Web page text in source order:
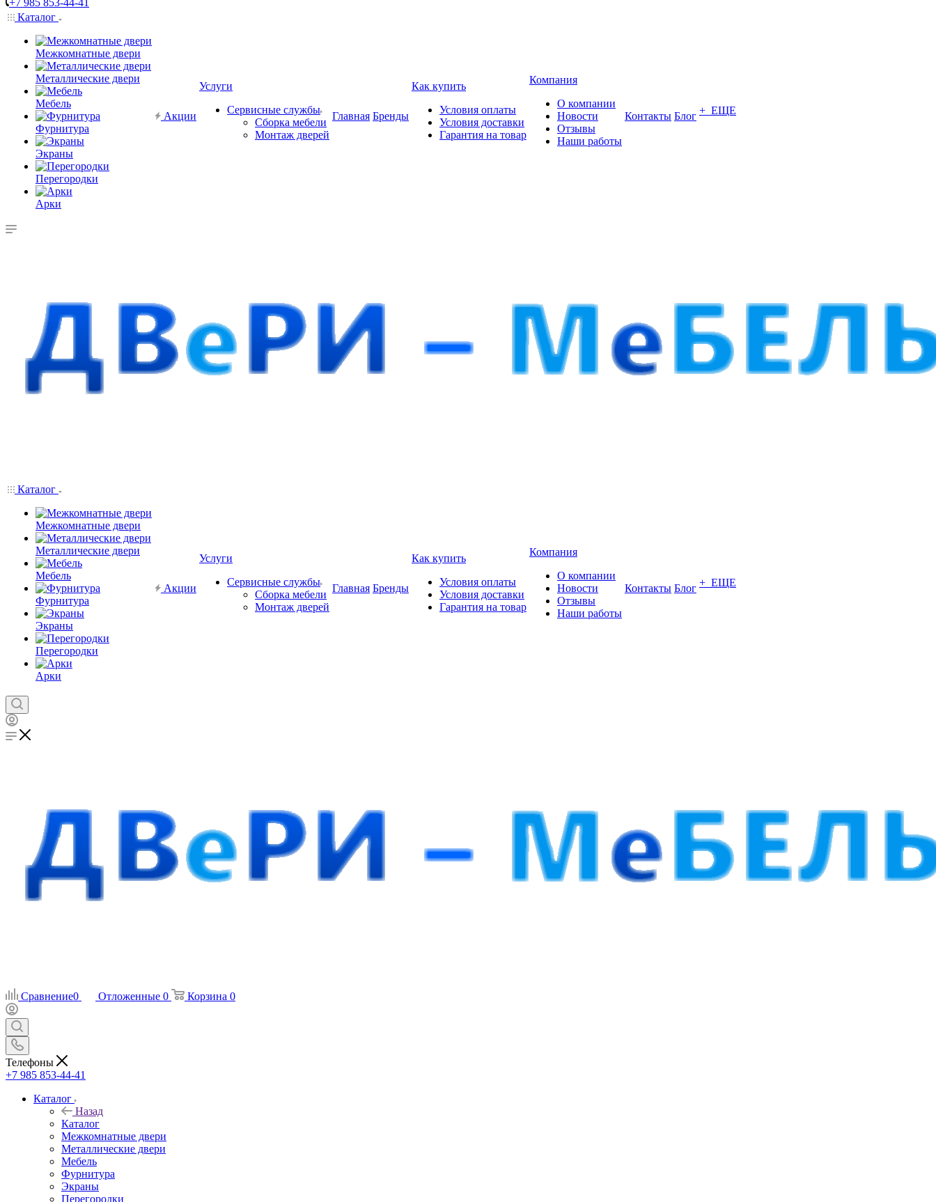
+7 985 853-44-41
Каталог
Межкомнатные двери
Металлические двери
Мебель
Фурнитура
Экраны
Перегородки
Арки
Акции
Услуги
Сервисные службы
Сборка мебели
Монтаж дверей
Главная Бренды
Как купить
Условия оплаты
Условия доставки
Гарантия на товар
Компания
О компании
Новости
Отзывы
Наши работы
Контакты Блог + ЕЩЕ
Каталог
Межкомнатные двери
Металлические двери
Мебель
Фурнитура
Экраны
Перегородки
Арки
Акции
Услуги
Сервисные службы
Сборка мебели
Монтаж дверей
Главная Бренды
Как купить
Условия оплаты
Условия доставки
Гарантия на товар
Компания
О компании
Новости
Отзывы
Наши работы
Контакты Блог + ЕЩЕ
Сравнение0 Отложенные 0 Корзина 0
Телефоны
+7 985 853-44-41
Каталог
Назад
Каталог
Межкомнатные двери
Металлические двери
Мебель
Фурнитура
Экраны
Перегородки